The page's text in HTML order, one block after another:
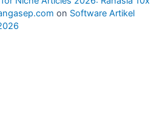
on Software Artikel